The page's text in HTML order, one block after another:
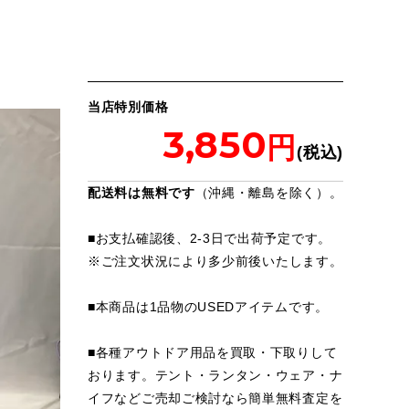
当店特別価格
3,850
配送料は無料です （沖縄・離島を除く）。
■お支払確認後、2-3日で出荷予定です。
※ ご注文状況により多少前後いたします。
■本商品は1品物のUSEDアイテムです。
■各種アウトドア用品を買取・下取りして
おります。テント・ランタン・ウェア・ナ
イフなどご売却ご検討なら簡単無料査定を